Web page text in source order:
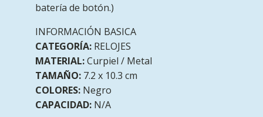
batería de botón.)
INFORMACIÓN BASICA
CATEGORÍA: RELOJES
MATERIAL:Curpiel / Metal
TAMAÑO: 7.2 x 10.3 cm
COLORES: Negro
CAPACIDAD: N/A